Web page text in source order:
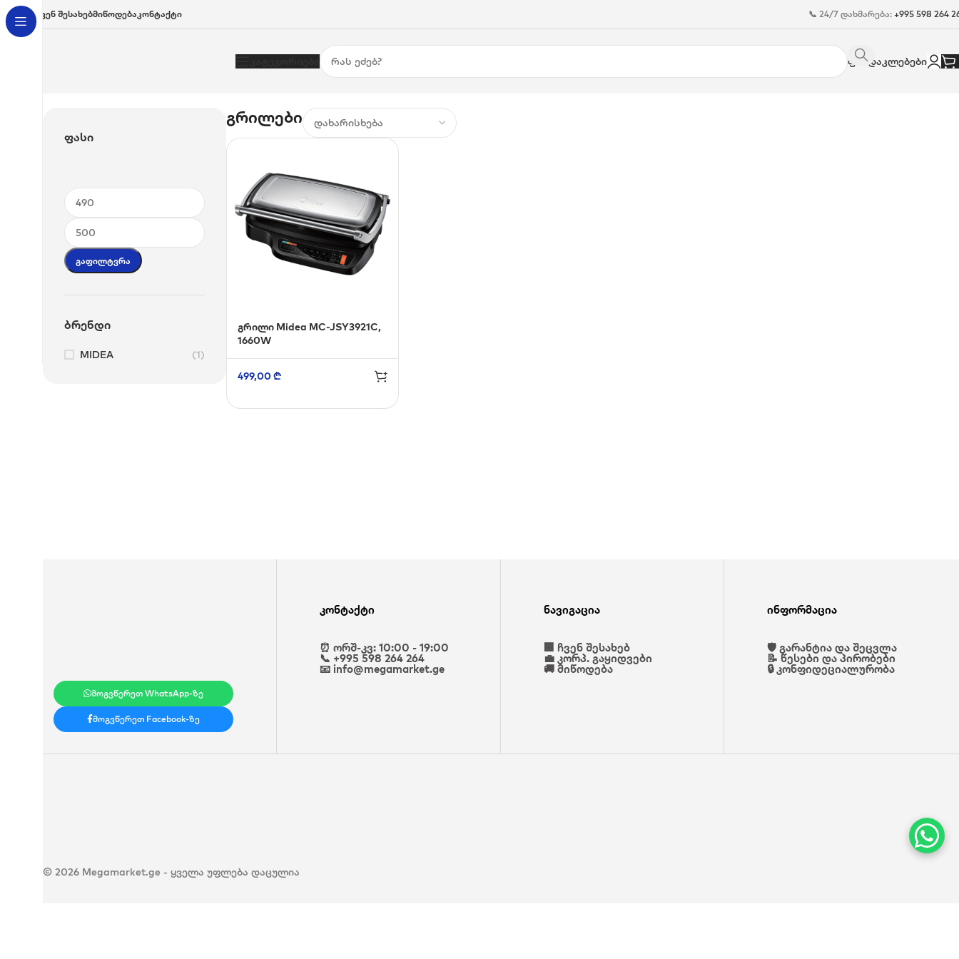
Ჩვენ ᲨესახებᲛიწოდებაᲙონტაქტი 📞 24/7 დახმარება: +995 598 264
ფასდაკლებები
Ფასი
Გაფილტვრა
Ბრენდი
MIDEA (1)
გრილები
გრილი Midea MC-JSY3921C,
1660W
499,00₾
მოგვწერეთ WhatsApp-ზე
მოგვწერეთ Facebook-ზე
კონტაქტი
⏰ ორშ-კვ: 10:00 - 19:00
📞 +995 598 264 264
📧 info@megamarket.ge
ნავიგაცია
🏢 ჩვენ შესახებ
💼 კორპ. გაყიდვები
🚚 მიწოდება
ინფორმაცია
🛡️ გარანტია და შეცვლა
📝 წესები და პირობები
🔒 კონფიდეციალურობა
© 2026 Megamarket.ge - ყველა უფლება დაცულია